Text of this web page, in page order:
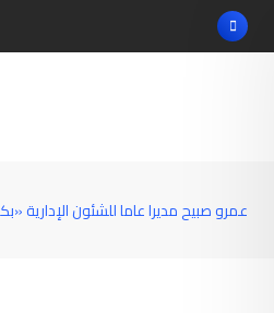
Skip
to
عمرو صبيح مديرا عاما للشئون الإدارية